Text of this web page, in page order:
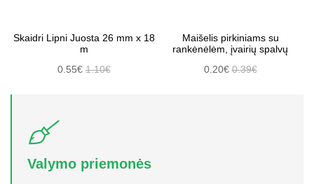
Skaidri Lipni Juosta 26 mm x 18
m
0.55€1.10€
Maišelis pirkiniams su
rankėnėlėm, įvairių spalvų
0.20€0.39€
Valymo priemonės